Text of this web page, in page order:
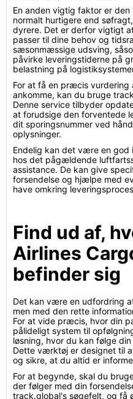
En anden vigtig faktor er
normalt hurtigere end
dyrere. Det er derfor vigtigt
passer til dine behov og
sæsonmæssige udsving,
påvirke leveringstiderne på
belastning på
For at få en præcis vurdering
ankomme, kan du bruge
Denne service tilbyder
at forudsige den forventede
dit sporingsnummer ved
oplysninger.
Endelig kan det være en
hos det pågældende
assistance. De kan give
forsendelse og hjælpe med
have omkring
Find ud af,
Airlines
befinder sig
Det kan være en udfordring
men med den rette
For at vide præcis, hvor din
pålideligt system til
løsning, hvor du kan følge
Dette værktøj er designet til
og sikre, at du altid er
For at begynde, skal du
der følger med din
track.global's søgefelt, og få